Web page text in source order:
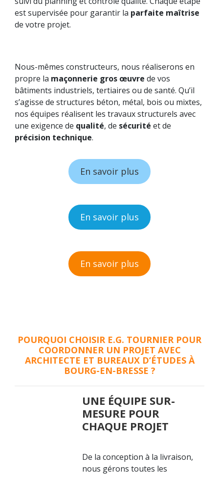
est supervisée pour garantir la parfaite maîtrise
de votre projet.
Nous-mêmes constructeurs, nous réaliserons en
propre la maçonnerie gros œuvre de vos
bâtiments industriels, tertiaires ou de santé. Qu’il
s’agisse de structures béton, métal, bois ou mixtes,
nos équipes réalisent les travaux structurels avec
une exigence de qualité, de sécurité et de
précision technique.
En savoir plus
En savoir plus
En savoir plus
POURQUOI CHOISIR E.G. TOURNIER POUR
COORDONNER UN PROJET AVEC
ARCHITECTE ET BUREAUX D’ÉTUDES À
BOURG-EN-BRESSE ?
UNE ÉQUIPE SUR-
MESURE POUR
CHAQUE PROJET
De la conception à la livraison,
nous gérons toutes les